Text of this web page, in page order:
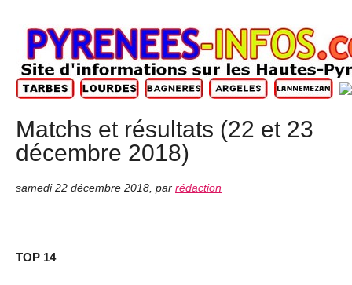
Matchs et résultats (22 et 23
décembre 2018)
samedi 22 décembre 2018 par rédaction
TOP 14